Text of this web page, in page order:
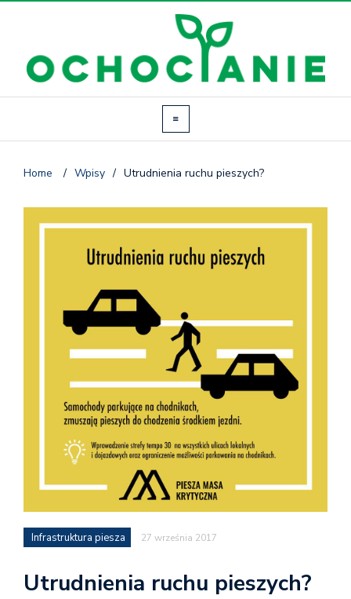
Home / Wpisy / Utrudnienia ruchu pieszych?
Infrastruktura piesza 27 września 2017
Utrudnienia ruchu pieszych?